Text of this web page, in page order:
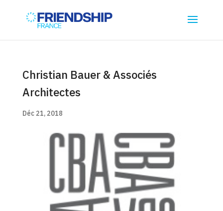
Christian Bauer & Associés
Architectes
Déc 21, 2018